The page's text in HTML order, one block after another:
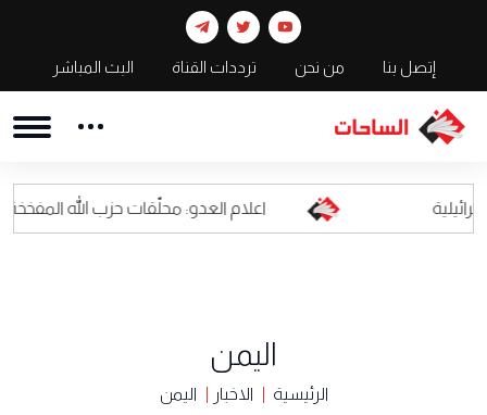
إتصل بنا من نحن ترددات القناة البث المباشر
اعلام العدو: محلّقات حزب الله المفخخة أصبحت
اليمن
الرئيسية الاخبار اليمن